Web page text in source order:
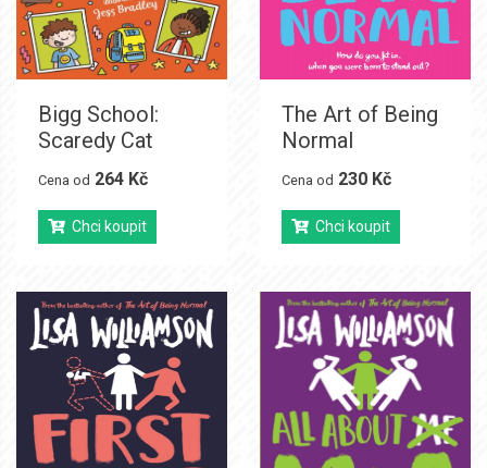
Bigg School:
Scaredy Cat
Cena od 264 Kč
Chci koupit
The Art of Being
Normal
Cena od 230 Kč
Chci koupit